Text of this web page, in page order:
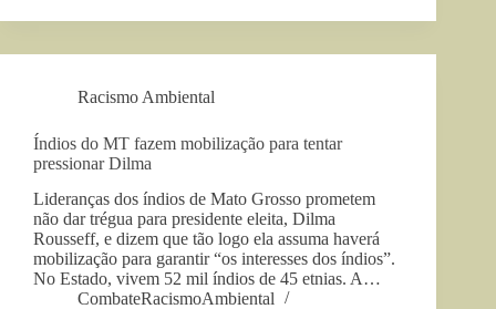
Racismo Ambiental
Índios do MT fazem mobilização para tentar
pressionar Dilma
Lideranças dos índios de Mato Grosso prometem
não dar trégua para presidente eleita, Dilma
Rousseff, e dizem que tão logo ela assuma haverá
mobilização para garantir “os interesses dos índios”.
No Estado, vivem 52 mil índios de 45 etnias. A…
CombateRacismoAmbiental